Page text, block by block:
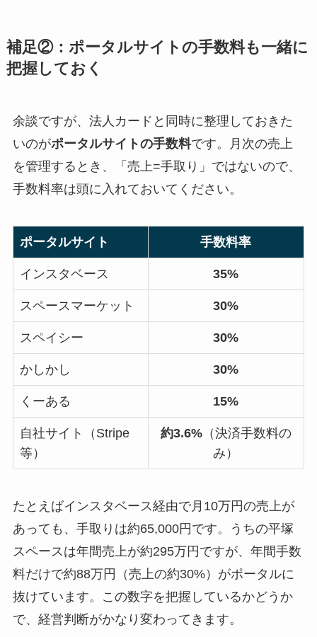
補足②：ポータルサイトの手数料も一緒に
把握しておく
余談ですが、法人カードと同時に整理しておきた
いのがポータルサイトの手数料です。月次の売上
を管理するとき、「売上=手取り」ではないので、
手数料率は頭に入れておいてください。
ポータルサイト 手数料率
インスタベース 35%
スペースマーケット 30%
スペイシー 30%
かしかし 30%
くーある 15%
自社サイト（Stripe
等）
約3.6%（決済手数料の
み）
たとえばインスタベース経由で月10万円の売上が
あっても、手取りは約65,000円です。うちの平塚
スペースは年間売上が約295万円ですが、年間手数
料だけで約88万円（売上の約30%）がポータルに
抜けています。この数字を把握しているかどうか
で、経営判断がかなり変わってきます。